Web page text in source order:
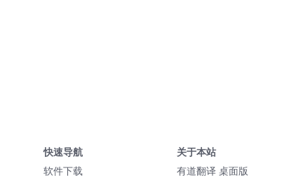
快速导航
软件下载
关于本站
有道翻译 桌面版